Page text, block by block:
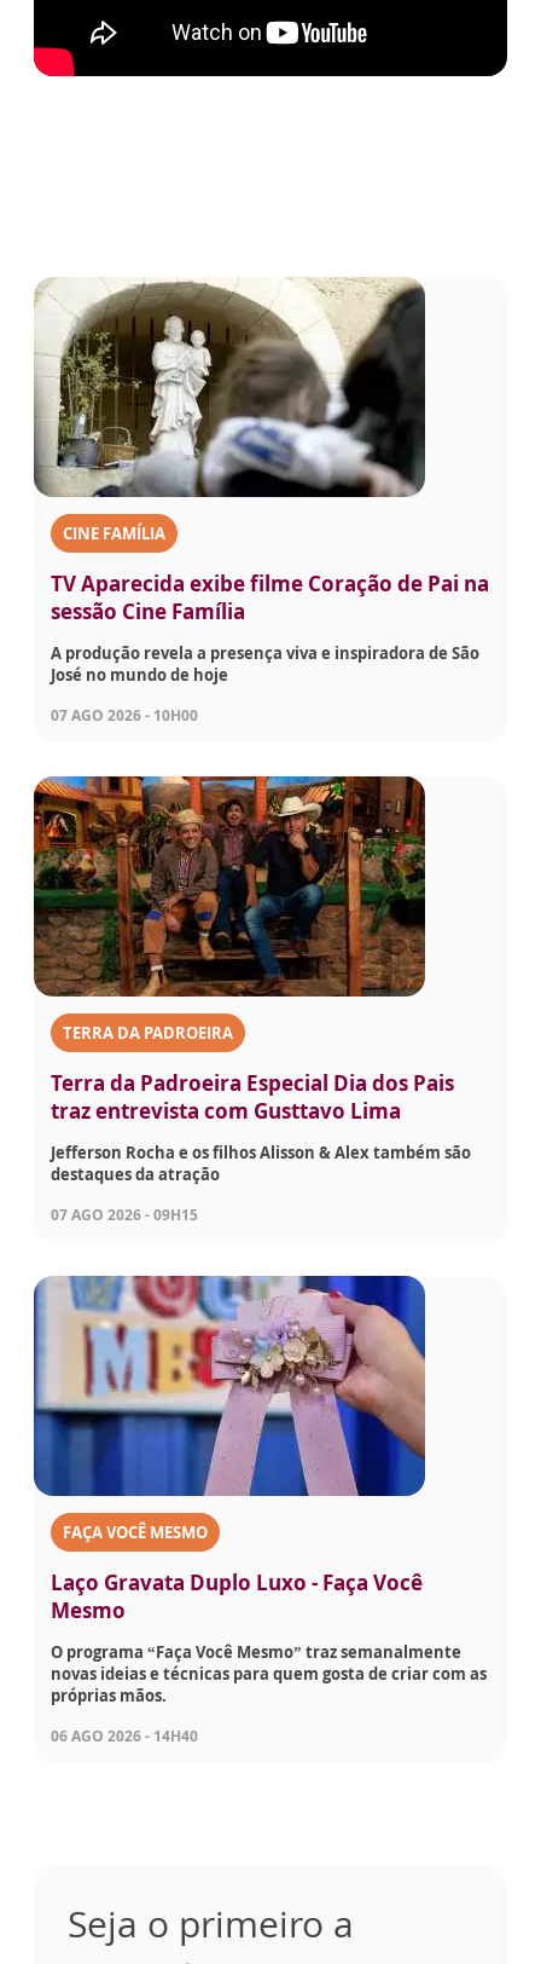
CINE FAMÍLIA
TV Aparecida exibe filme Coração de Pai na
sessão Cine Família
A produção revela a presença viva e inspiradora de São
José no mundo de hoje
07 AGO 2026 - 10H00
TERRA DA PADROEIRA
Terra da Padroeira Especial Dia dos Pais
traz entrevista com Gusttavo Lima
Jefferson Rocha e os filhos Alisson & Alex também são
destaques da atração
07 AGO 2026 - 09H15
FAÇA VOCÊ MESMO
Laço Gravata Duplo Luxo - Faça Você
Mesmo
O programa “Faça Você Mesmo” traz semanalmente
novas ideias e técnicas para quem gosta de criar com as
próprias mãos.
06 AGO 2026 - 14H40
Seja o primeiro a